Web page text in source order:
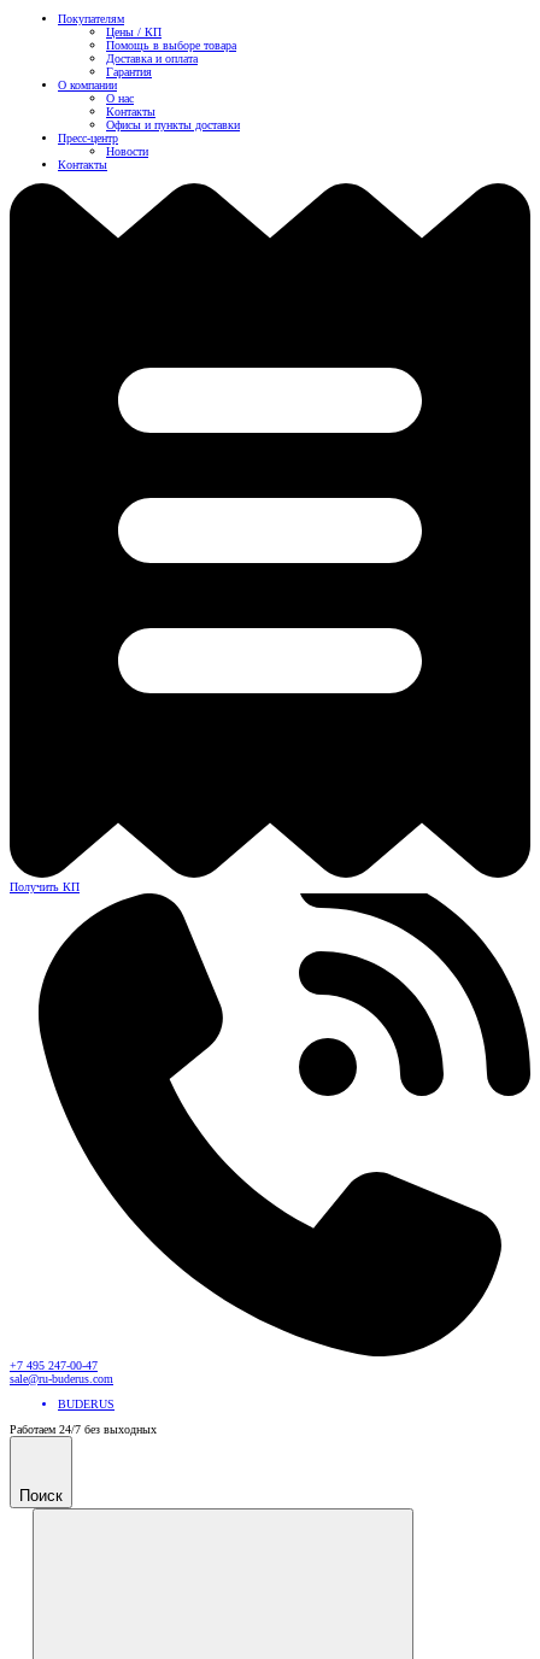
Покупателям
Цены / КП
Помощь в выборе товара
Доставка и оплата
Гарантия
О компании
О нас
Контакты
Офисы и пункты доставки
Пресс-центр
Новости
Контакты
Получить КП
+7 495 247-00-47
sale@ru-buderus.com
BUDERUS
Работаем 24/7 без выходных
Поиск